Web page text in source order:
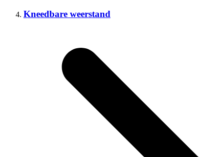
Kneedbare weerstand